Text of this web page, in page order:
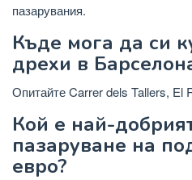
пазарувания.
Къде мога да си
дрехи в
Опитайте Carrer dels Tallers, El
Кой е най-
пазаруване на
евро?